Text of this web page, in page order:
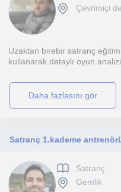
Çevrimiçi
Uzaktan birebir satranç
kullanarak detaylı oyun
daha fazlasını gör
Satranç
Gemlik